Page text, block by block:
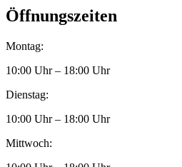
Öffnungszeiten
Montag:
10:00 Uhr – 18:00 Uhr
Dienstag:
10:00 Uhr – 18:00 Uhr
Mittwoch: